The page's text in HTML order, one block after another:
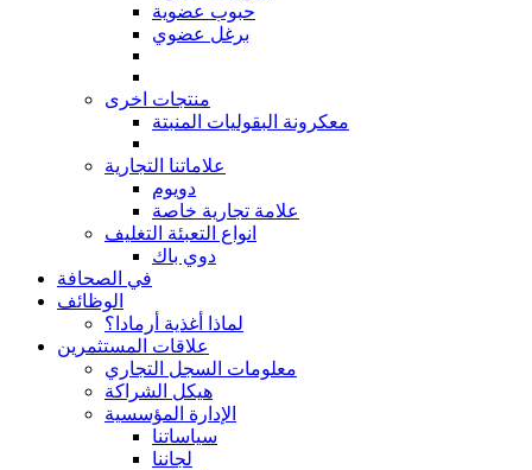
حبوب عضوية
برغل عضوي
منتجات اخرى
معكرونة البقوليات المنبتة
علاماتنا التجارية
دويوم
علامة تجارية خاصة
انواع التعبئة التغليف
دوي باك
في الصحافة
الوظائف
لماذا أغذية أرمادا؟
علاقات المستثمرين
معلومات السجل التجاري
هيكل الشراكة
الإدارة المؤسسية
سياساتنا
لجاننا